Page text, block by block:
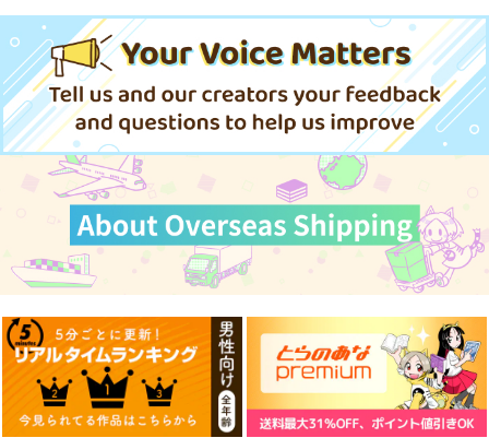
昭和90年代再録
648円（税込）
オールキャラ
サンプル
作品詳細
BOOOON
おきこぼ
専売 787 円（税込）
ダンジョン飯 オールキ
ャラ
サンプル
カート
TALES OF PHANTA
SIA ILLUSTRATION
BOOK
KUROMAME
770
テイルズシリーズ
クレス×ミント
サンプル
おきこぼ
1,572円（税込）
ダンジョン飯
オールキャラ
サンプル